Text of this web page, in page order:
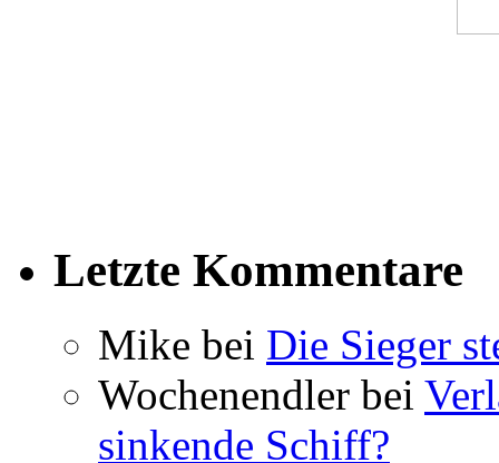
Letzte Kommentare
Mike bei Die Sieger
Wochenendler bei
sinkende Schiff?